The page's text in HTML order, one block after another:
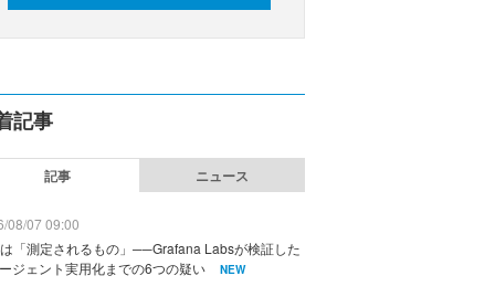
記事
記事 ニュース
08/07 09:00
「測定されるもの」──Grafana Labsが検証した
ジェント実用化までの6つの疑い
NEW